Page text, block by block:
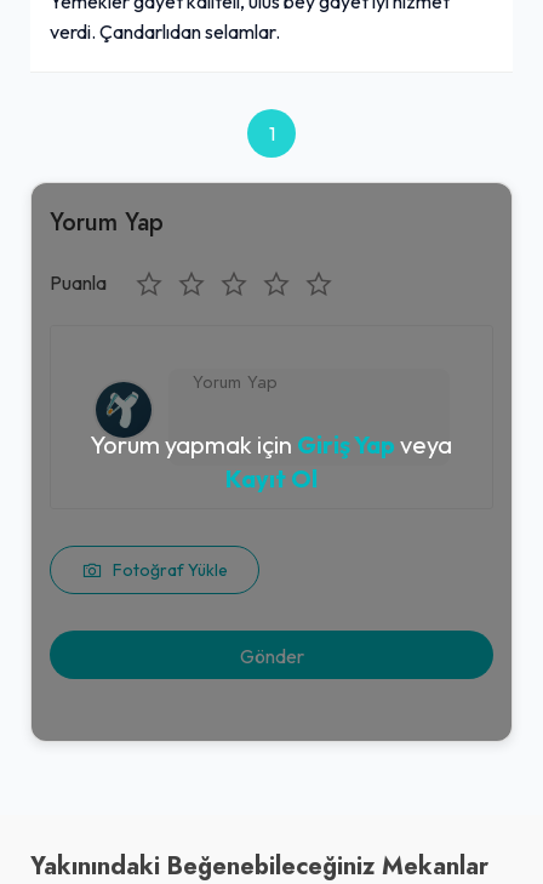
verdi. Çandarlıdan selamlar.
1
Yorum Yap
Puanla
Fotoğraf Yükle
Yorum yapmak için Giriş Yap veya
Kayıt Ol
Yakınındaki Beğenebileceğiniz Mekanlar